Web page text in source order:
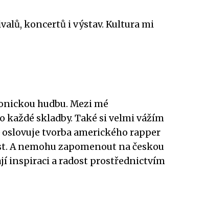
koncertů i výstav. Kultura mi
hudbu. Mezi mé
skladby. Také si velmi vážím
tvorba amerického rapper
A nemohu zapomenout na českou
inspiraci a radost prostřednictvím